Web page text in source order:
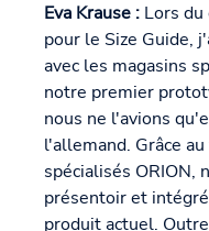
Eva Krause : Lors
pour le Size Guide,
avec les magasins
notre premier
nous ne l'avions
l'allemand. Grâce
spécialisés ORION,
présentoir et
produit actuel.